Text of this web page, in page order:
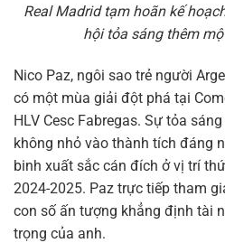
Real Madrid tạm hoãn kế
hội tỏa sáng thêm
Nico Paz, ngôi sao trẻ người
có một mùa giải đột phá tại
HLV Cesc Fabregas. Sự tỏa
không nhỏ vào thành tích đáng
binh xuất sắc cán đích ở vị trí
2024-2025. Paz trực tiếp tham
con số ấn tượng khẳng định tài
trọng của anh.